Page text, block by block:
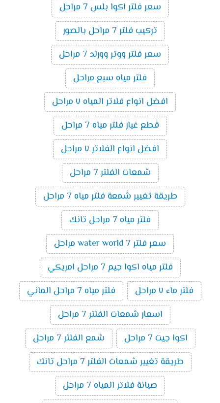
سعر فلتر اكوا بلس 7 مراحل
تركيب فلتر 7 مراحل بالصور
سعر فلتر ووتر وورلد 7 مراحل
فلتر مياه سبع مراحل
افضل انواع فلاتر المياه ٧ مراحل
قطع غيار فلتر مياه 7 مراحل
افضل انواع الفلاتر ٧ مراحل
شمعات الفلتر 7 مراحل
طريقة تغيير شمعة فلتر مياه 7 مراحل
فلتر مياه 7 مراحل تانك
سعر فلتر water world 7 مراحل
فلتر مياه اكوا جيم 7 مراحل امريكي
فلتر ماء ٧ مراحل
فلتر مياه 7 مراحل الماني
اسعار شمعات الفلتر 7 مراحل
اكوا جيت 7 مراحل
شمع الفلتر 7 مراحل
طريقة تغيير شمعات الفلتر 7 مراحل تانك
صيانة فلاتر المياه 7 مراحل